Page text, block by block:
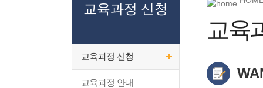
교육과정 신청
교육과정 신청
교육과정 안내
교육